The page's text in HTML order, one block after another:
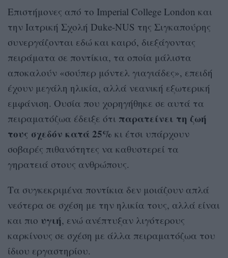
Επιστήμονες από το Imperial College London και
την Ιατρική Σχολή Duke-NUS της Σιγκαπούρης
συνεργάζονται εδώ και καιρό, διεξάγοντας
πειράματα σε ποντίκια, τα οποία μάλιστα
αποκαλούν «σούπερ μόντελ γιαγιάδες», επειδή
έχουν μεγάλη ηλικία, αλλά νεανική εξωτερική
εμφάνιση. Ουσία που χορηγήθηκε σε αυτά τα
πειραματόζωα έδειξε ότι παρατείνει τη ζωή
τους σχεδόν κατά 25% κι έτσι υπάρχουν
σοβαρές πιθανότητες να καθυστερεί τα
γηρατειά στους ανθρώπους.
Τα συγκεκριμένα ποντίκια δεν μοιάζουν απλά
νεότερα σε σχέση με την ηλικία τους, αλλά είναι
και πιο υγιή, ενώ ανέπτυξαν λιγότερους
καρκίνους σε σχέση με άλλα πειραματόζωα του
ίδιου εργαστηρίου.